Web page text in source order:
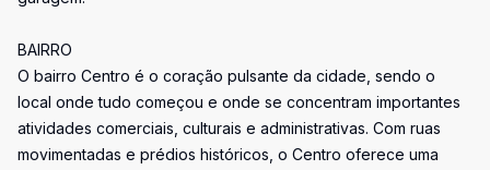
BAIRRO
O bairro Centro é o coração pulsante da cidade, sendo o
local onde tudo começou e onde se concentram importantes
atividades comerciais, culturais e administrativas. Com ruas
movimentadas e prédios históricos, o Centro oferece uma